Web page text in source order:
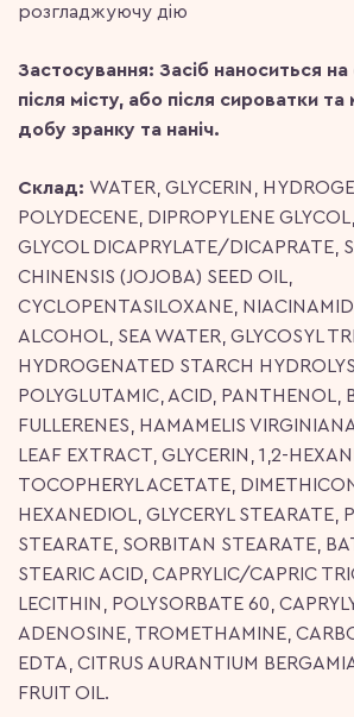
розгладжуючу дію
Застосування: Засіб наноситься
після місту, або після сироватки та
добу зранку та наніч.
Склад: WATER, GLYCERIN,
POLYDECENE, DIPROPYLENE
GLYCOL DICAPRYLATE/DICAPRATE,
CHINENSIS (JOJOBA) SEED OIL,
CYCLOPENTASILOXANE,
ALCOHOL, SEA WATER, GLYCOSYL
HYDROGENATED STARCH
POLYGLUTAMIC, ACID, PANTHENOL,
FULLERENES, HAMAMELIS
LEAF EXTRACT, GLYCERIN, 1,2-
TOCOPHERYL ACETATE,
HEXANEDIOL, GLYCERYL STEARATE,
STEARATE, SORBITAN STEARATE,
STEARIC ACID, CAPRYLIC/CAPRIC
LECITHIN, POLYSORBATE 60,
ADENOSINE, TROMETHAMINE,
EDTA, CITRUS AURANTIUM
FRUIT OIL.